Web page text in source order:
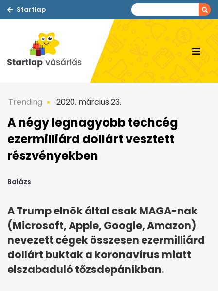
Startlap
Trending 2020. március 23.
A négy legnagyobb techcég
ezermilliárd dollárt vesztett
részvényekben
Balázs
A Trump elnök által csak MAGA-nak
(Microsoft, Apple, Google, Amazon)
nevezett cégek összesen ezermilliárd
dollárt buktak a koronavírus miatt
elszabaduló tőzsdepánikban.